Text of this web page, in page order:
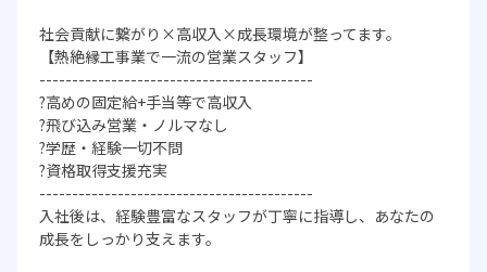
社会貢献に繋がり×高収入×成長環境が整ってます。
【熱絶縁工事業で一流の営業スタッフ】
------------------------------------------
?高めの固定給+手当等で高収入
?飛び込み営業・ノルマなし
?学歴・経験一切不問
?資格取得支援充実
------------------------------------------
入社後は、経験豊富なスタッフが丁寧に指導し、あなたの
成長をしっかり支えます。